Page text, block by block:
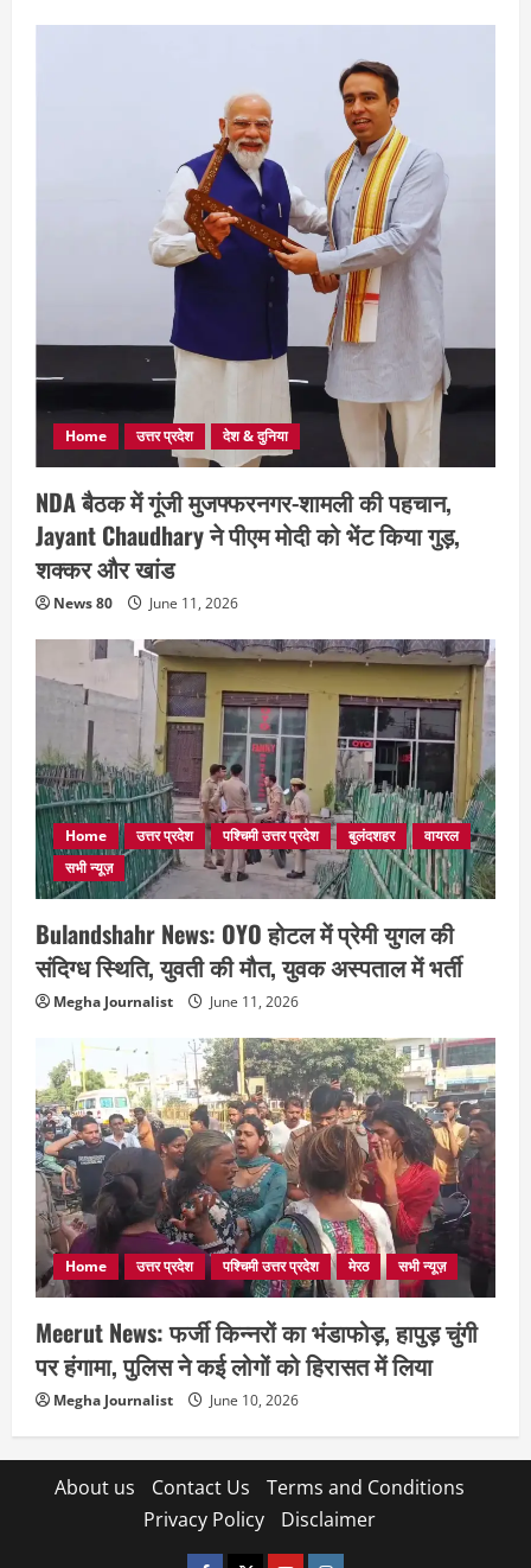
Home उत्तर प्रदेश देश & दुनिया
NDA बैठक में गूंजी मुजफ्फरनगर-शामली की पहचान,
Jayant Chaudhary ने पीएम मोदी को भेंट किया गुड़,
शक्कर और खांड
News 80 June 11, 2026
Home उत्तर प्रदेश पश्चिमी उत्तर प्रदेश बुलंदशहर
वायरल
सभी न्यूज़
Bulandshahr News: OYO होटल में प्रेमी युगल की
संदिग्ध स्थिति, युवती की मौत, युवक अस्पताल में भर्ती
Megha Journalist June 11, 2026
Home उत्तर प्रदेश पश्चिमी उत्तर प्रदेश मेरठ सभी न्यूज़
Meerut News: फर्जी किन्नरों का भंडाफोड़, हापुड़ चुंगी
पर हंगामा, पुलिस ने कई लोगों को हिरासत में लिया
Megha Journalist June 10, 2026
About us Contact Us
Terms and Conditions
Privacy Policy
Disclaimer